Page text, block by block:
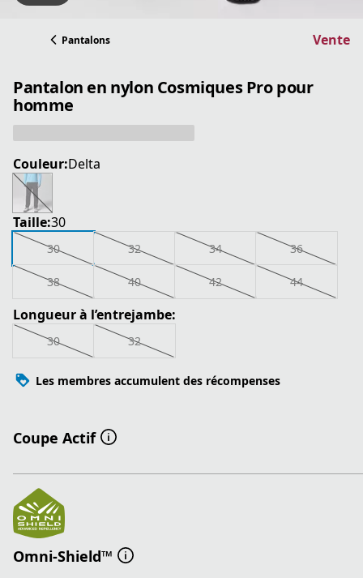
Pantalons Vente
Pantalon en nylon Cosmiques Pro pour
homme
Couleur:Delta
Taille:30
30 32 34 36
38 40 42 44
Longueur à l’entrejambe:
30 32
Les membres accumulent des récompenses
Coupe Actif
Omni-Shield™